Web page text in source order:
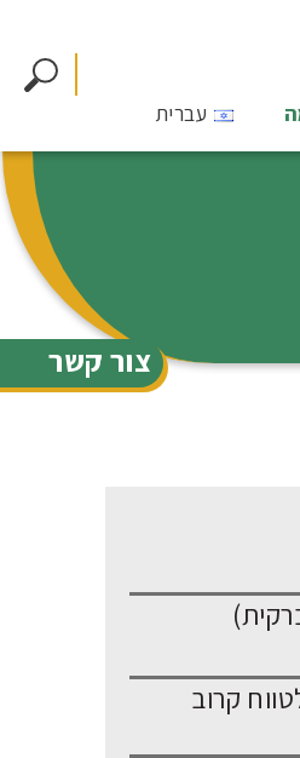
צור קשר
עברית
קרוב